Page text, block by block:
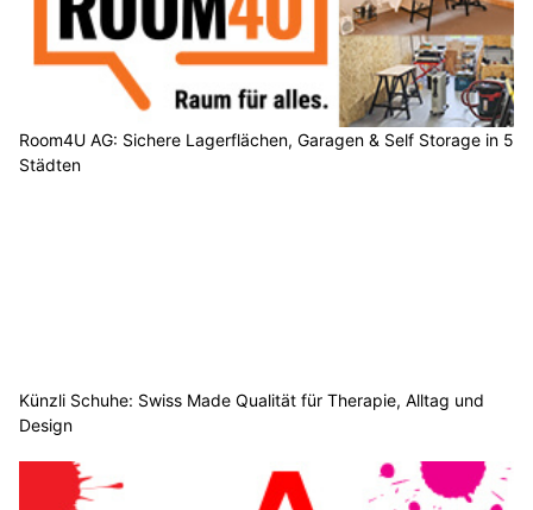
Room4U AG: Sichere Lagerflächen, Garagen & Self Storage in 5
Städten
Künzli Schuhe: Swiss Made Qualität für Therapie, Alltag und
Design